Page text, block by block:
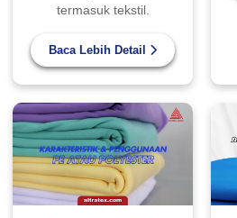
termasuk tekstil.
Baca Lebih Detail